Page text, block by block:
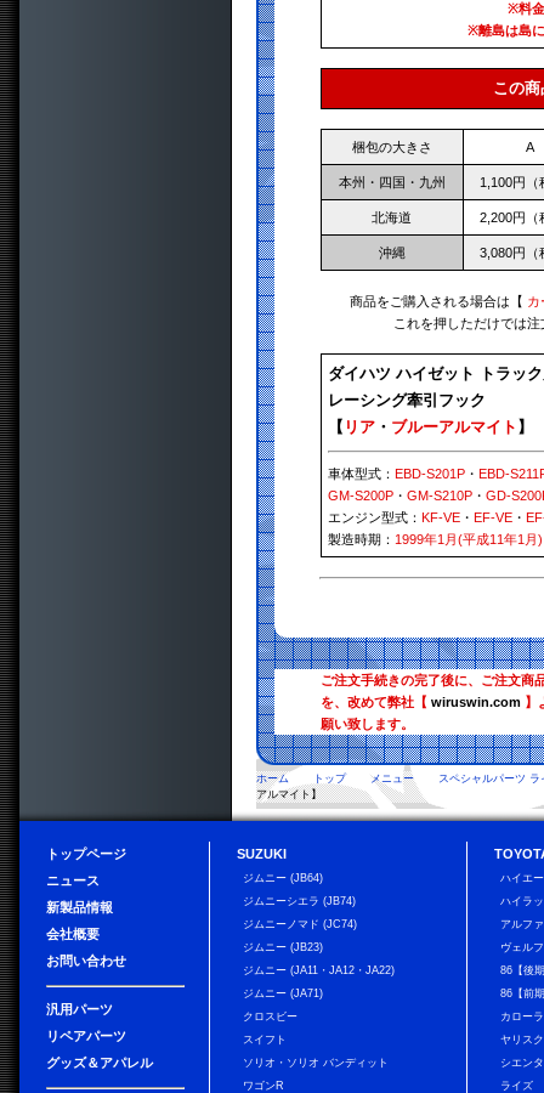
※料
※離島は島
この
梱包の大きさ A
本州・四国・九州 1,100円（
北海道 2,200円（
沖縄 3,080円（
商品をご購入される場合は【 カ
これを押しただけでは
ダイハツ ハイゼット トラッ
レーシング牽引フック
【 リア・ ブルーアルマイト 】
車体型式： EBD-S201P・ EBD-
GM-S200P・ GM-S210P・ GD-
エンジン型式： KF-VE・ EF-VE・
製造時期： 1999年1月(平成11年1月)
ご注文手続きの完了後に、ご注文商
を、改めて弊社【 wiruswin.com】
願い致します。
ホーム トップ メニュー
スペシャルパーツ ラ
アルマイト】
トップページ
ニュース
新製品情報
会社概要
お問い合わせ
汎用パーツ
リペアパーツ
グッズ＆アパレル
SUZUKI
ジムニー (JB64)
ジムニーシエラ (JB74)
ジムニーノマド (JC74)
ジムニー (JB23)
ジムニー (JA11・JA12・JA22)
ジムニー (JA71)
クロスビー
スイフト
ソリオ・ソリオ バンディット
ワゴンR
ハイエ
ハイラ
アルフ
ヴェル
86【後
86【前
カロー
ヤリス
シエンタ
ライズ